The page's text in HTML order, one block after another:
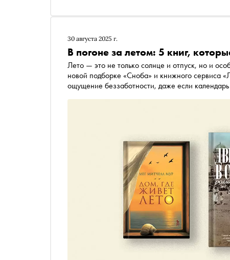
30 августа 2025 г.
В погоне за летом: 5 книг,
Лето — это не только солнце и отпуск, но и
новой подборке «Сноба» и книжного сервиса
ощущение беззаботности, даже если